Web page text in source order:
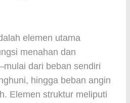
elemen utama
menahan dan
dari beban sendiri
hingga beban angin
Elemen struktur meliputi